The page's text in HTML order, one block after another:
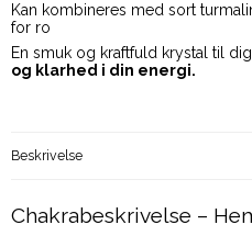
Kan kombineres med sort
for ro
En smuk og kraftfuld krystal til
og klarhed i din energi.
Beskrivelse
Chakrabeskrivelse –